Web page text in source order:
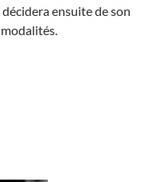
ensuite de son